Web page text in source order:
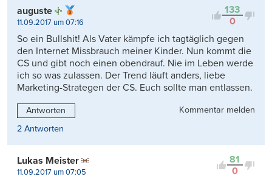
133
0
auguste
11.09.2017 um 07:16
So ein Bullshit! Als Vater kämpfe ich tagtäglich gegen
den Internet Missbrauch meiner Kinder. Nun kommt die
CS und gibt noch einen obendrauf. Nie im Leben werde
ich so was zulassen. Der Trend läuft anders, liebe
Marketing-Strategen der CS. Euch sollte man entlassen.
Antworten
Kommentar melden
2 Antworten
81
0
Lukas Meister
11.09.2017 um 07:05